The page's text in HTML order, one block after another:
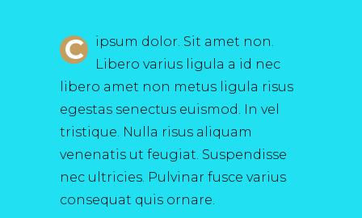
C
ipsum dolor. Sit amet non.
Libero varius ligula a id nec
libero amet non metus ligula risus
egestas senectus euismod. In vel
tristique. Nulla risus aliquam
venenatis ut feugiat. Suspendisse
nec ultricies. Pulvinar fusce varius
consequat quis ornare.